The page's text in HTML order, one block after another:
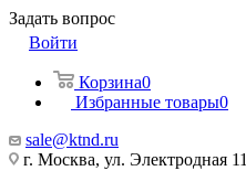
Задать вопрос
Войти
Корзина0
Избранные товары0
sale@ktnd.ru
г. Москва, ул. Электродная 11